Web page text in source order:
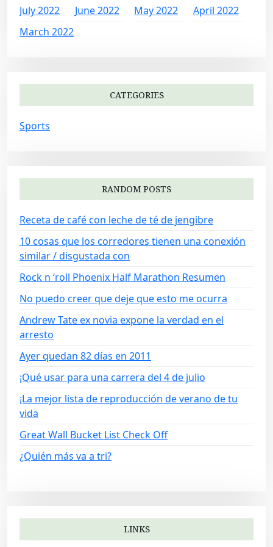
July 2022
June 2022 May 2022
April 2022
March 2022
CATEGORIES
Sports
RANDOM POSTS
Receta de café con leche de té de jengibre
10 cosas que los corredores tienen una conexión
similar / disgustada con
Rock n ‘roll Phoenix Half Marathon Resumen
No puedo creer que deje que esto me ocurra
Andrew Tate ex novia expone la verdad en el
arresto
Ayer quedan 82 días en 2011
¡Qué usar para una carrera del 4 de julio
¡La mejor lista de reproducción de verano de tu
vida
Great Wall Bucket List Check Off
¿Quién más va a tri?
LINKS